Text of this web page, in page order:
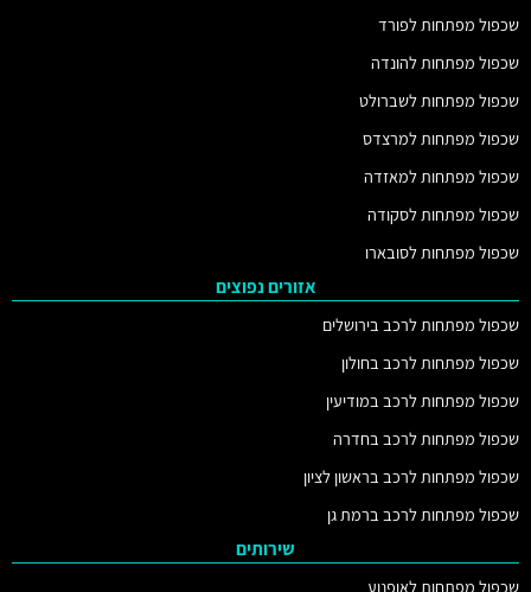
שכפול מפתחות לפורד
שכפול מפתחות להונדה
שכפול מפתחות לשברולט
שכפול מפתחות למרצדס
שכפול מפתחות למאזדה
שכפול מפתחות לסקודה
שכפול מפתחות לסובארו
אזורים נפוצים
שכפול מפתחות לרכב בירושלים
שכפול מפתחות לרכב בחולון
שכפול מפתחות לרכב במודיעין
שכפול מפתחות לרכב בחדרה
שכפול מפתחות לרכב בראשון לציון
שכפול מפתחות לרכב ברמת גן
שירותים
שכפול מפתחות לאופנוע